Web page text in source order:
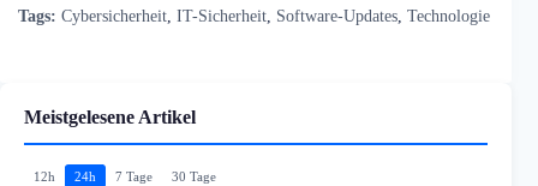
Tags: Cybersicherheit IT-Sicherheit Software-Updates Technologie
Meistgelesene Artikel
12h 24h 7 Tage 30 Tage